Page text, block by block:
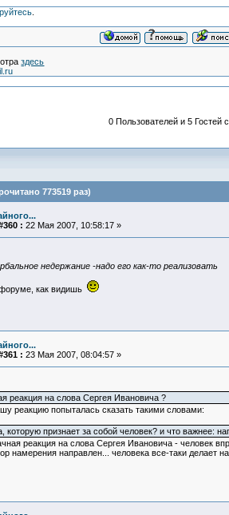
.
здесь
0 Пользователей и 5 Гостей
773519 раз)
: 22 Мая 2007, 10:58:17 »
недержание -надо его как-то реализовать
как видишь
: 23 Мая 2007, 08:04:57 »
реакция на слова Сергея Ивановича ?
реакцию попыталась сказать такими словами:
которую признает за собой человек? и что важнее:
реакция на слова Сергея Ивановича - человек
намерения направлен... человека все-таки делает